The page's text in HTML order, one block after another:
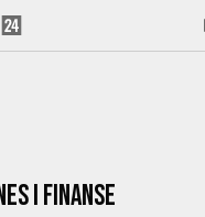
i Finanse